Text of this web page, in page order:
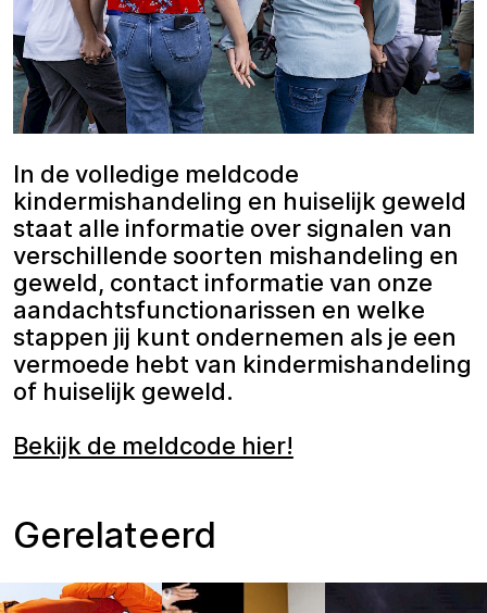
In de volledige meldcode
kindermishandeling en huiselijk geweld
staat alle informatie over signalen van
verschillende soorten mishandeling en
geweld, contact informatie van onze
aandachtsfunctionarissen en welke
stappen jij kunt ondernemen als je een
vermoede hebt van kindermishandeling
of huiselijk geweld.
Bekijk de meldcode hier!
Gerelateerd